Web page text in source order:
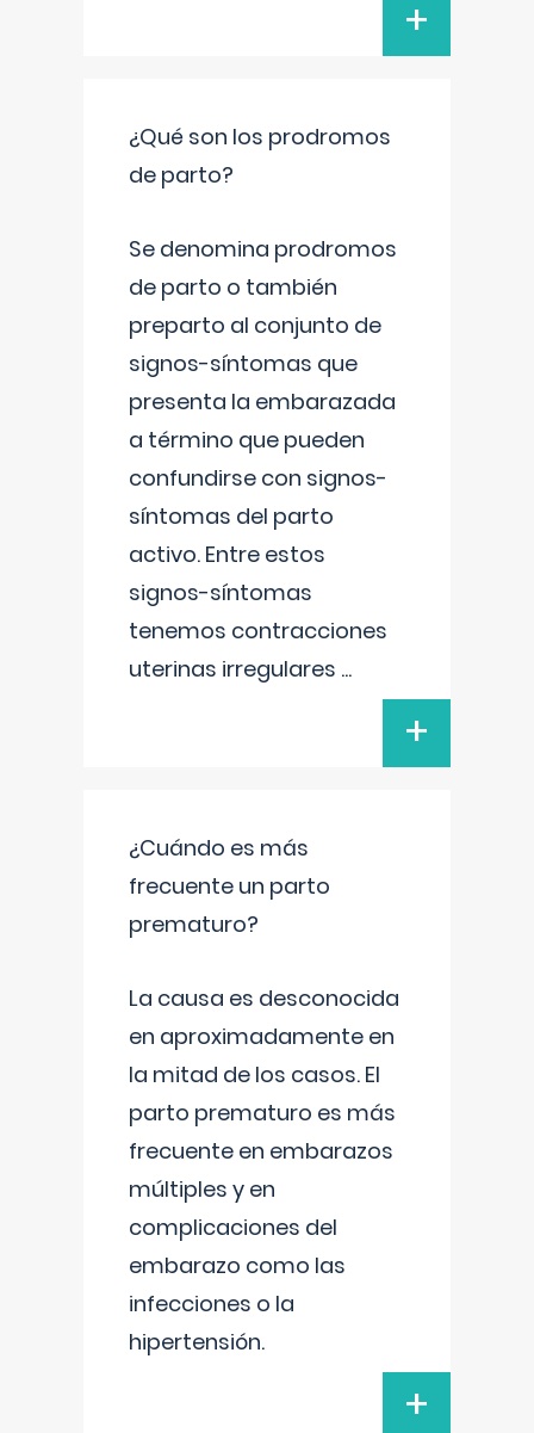
+
¿Qué son los prodromos
de parto?
Se denomina prodromos
de parto o también
preparto al conjunto de
signos-síntomas que
presenta la embarazada
a término que pueden
confundirse con signos-
síntomas del parto
activo. Entre estos
signos-síntomas
tenemos contracciones
uterinas irregulares ...
+
¿Cuándo es más
frecuente un parto
prematuro?
La causa es desconocida
en aproximadamente en
la mitad de los casos. El
parto prematuro es más
frecuente en embarazos
múltiples y en
complicaciones del
embarazo como las
infecciones o la
hipertensión.
+